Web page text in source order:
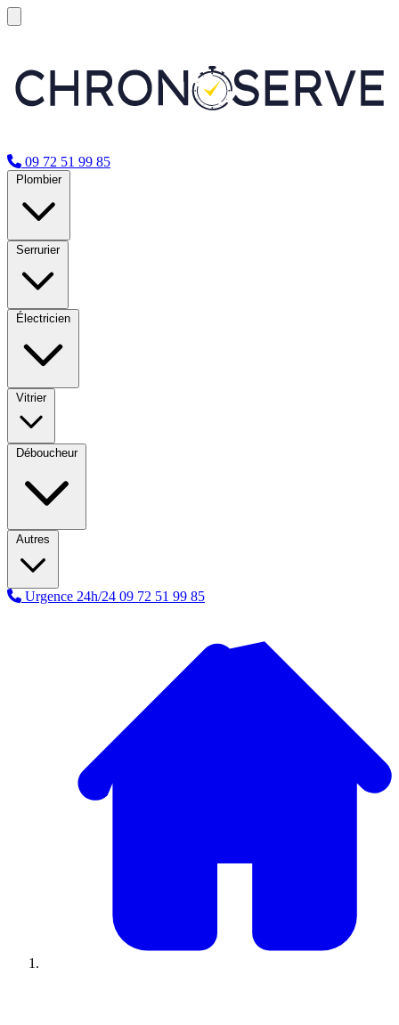
09 72 51 99 85
Plombier
Serrurier
Électricien
Vitrier
Déboucheur
Autres
Urgence 24h/24 09 72 51 99 85